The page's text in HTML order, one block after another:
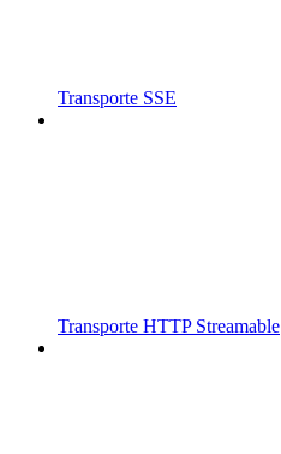
Transporte SSE
Transporte HTTP Streamable